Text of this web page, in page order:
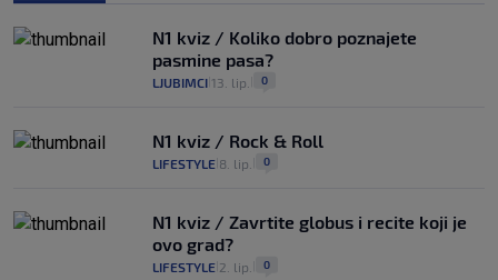
N1 kviz / Koliko dobro poznajete
pasmine pasa?
LJUBIMCI 13. lip. 0
N1 kviz / Rock & Roll
LIFESTYLE 8. lip. 0
N1 kviz / Zavrtite globus i recite koji je
ovo grad?
LIFESTYLE 2. lip. 0